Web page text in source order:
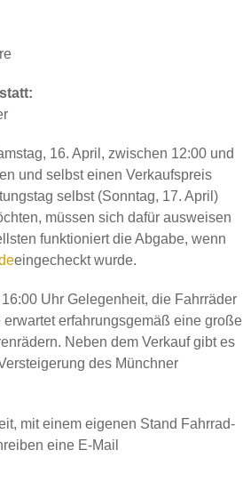
16. April, zwischen 12:00 und
und selbst einen Verkaufspreis
selbst (Sonntag, 17. April)
müssen sich dafür ausweisen
funktioniert die Abgabe, wenn
eingecheckt wurde.
Uhr Gelegenheit, die Fahrräder
erfahrungsgemäß eine große
Neben dem Verkauf gibt es
des Münchner
mit einem eigenen Stand Fahrrad-
eine E-Mail